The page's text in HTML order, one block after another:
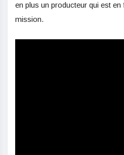
en plus un producteur qui est en
mission.